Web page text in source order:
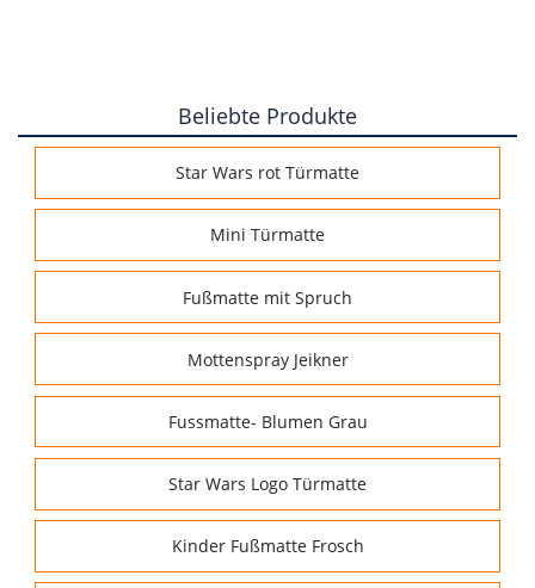
Beliebte Produkte
Star Wars rot Türmatte
Mini Türmatte
Fußmatte mit Spruch
Mottenspray Jeikner
Fussmatte- Blumen Grau
Star Wars Logo Türmatte
Kinder Fußmatte Frosch